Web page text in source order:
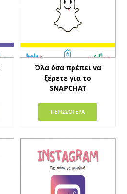
Όλα όσα πρέπει να
ξέρετε για το
SNAPCHAT
ΠΕΡΙΣΣΟΤΕΡΑ